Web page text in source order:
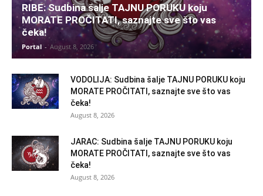
RIBE: Sudbina šalje TAJNU PORUKU koju
MORATE PROČITATI, saznajte sve što vas
čeka!
Portal - August 8, 2026
VODOLIJA: Sudbina šalje TAJNU PORUKU koju
MORATE PROČITATI, saznajte sve što vas
čeka!
August 8, 2026
JARAC: Sudbina šalje TAJNU PORUKU koju
MORATE PROČITATI, saznajte sve što vas
čeka!
August 8, 2026